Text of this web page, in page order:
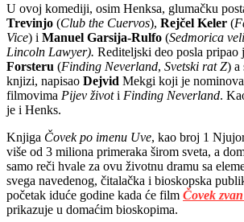
U ovoj komediji, osim Henksa, glumačku
Trevinjo (Club the Cuervos), Rejčel Keler (
Vice) i Manuel Garsija-Rulfo (Sedmorica
Lincoln Lawyer). Rediteljski deo posla pripao
Forsteru (Finding Neverland, Svetski rat Z) a
knjizi, napisao Dejvid Mekgi koji je
filmovima Pijev životi Finding Neverland.
je i Henks.
Knjiga Čovek po imenu Uve, kao broj 1
više od 3 miliona primeraka širom sveta, a
samo reči hvale za ovu životnu dramu sa
svega navedenog, čitalačka i bioskopska
početak iduće godine kada će film Čovek
prikazuje u domaćim bioskopima.